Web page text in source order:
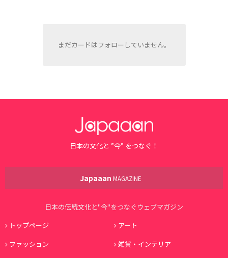
まだカードはフォローしていません。
日本の文化と ”今” をつなぐ！
Japaaan MAGAZINE
日本の伝統文化と"今"をつなぐウェブマガジン
トップページ
アート
ファッション
雑貨・インテリア